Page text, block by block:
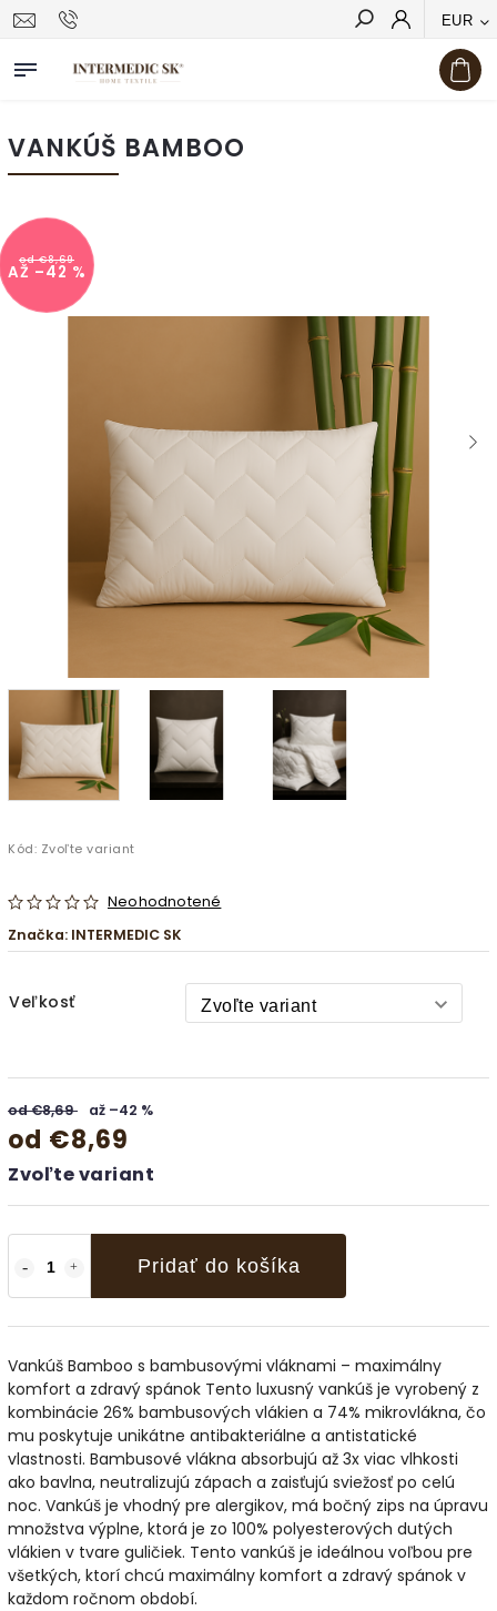
EUR
Hľadať
VANKÚŠ BAMBOO
od €8,69
AŽ –42 %
Kód: Zvoľte variant
Neohodnotené
Značka: INTERMEDIC SK
Veľkosť
od €8,69 až –42 %
od €8,69
Zvoľte variant
Pridať do košíka
Vankúš Bamboo s bambusovými vláknami – maximálny
komfort a zdravý spánok Tento luxusný vankúš je vyrobený z
kombinácie 26% bambusových vlákien a 74% mikrovlákna, čo
mu poskytuje unikátne antibakteriálne a antistatické
vlastnosti. Bambusové vlákna absorbujú až 3x viac vlhkosti
ako bavlna, neutralizujú zápach a zaisťujú sviežosť po celú
noc. Vankúš je vhodný pre alergikov, má bočný zips na úpravu
množstva výplne, ktorá je zo 100% polyesterových dutých
vlákien v tvare guličiek. Tento vankúš je ideálnou voľbou pre
všetkých, ktorí chcú maximálny komfort a zdravý spánok v
každom ročnom období.